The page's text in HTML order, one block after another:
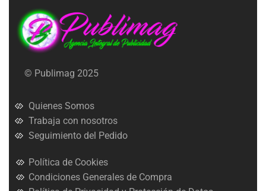
© Publimag 2025
Quienes Somos
Trabaja con nosotros
Seguimiento del Pedido
Política de Cookies
Condiciones Generales de Compra